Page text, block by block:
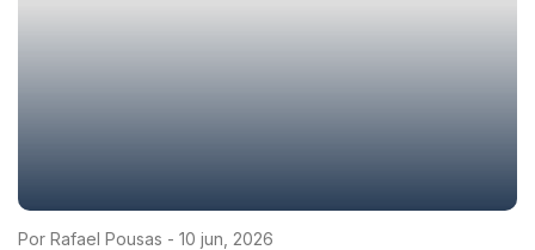
Por Rafael Pousas - 10 jun, 2026